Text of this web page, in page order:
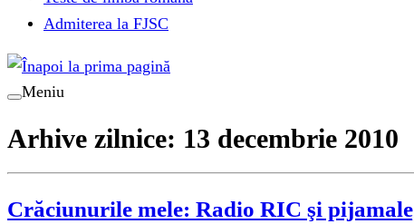
Admiterea la FJSC
Meniu
Arhive zilnice: 13 decembrie 2010
Crăciunurile mele: Radio RIC şi pijamale